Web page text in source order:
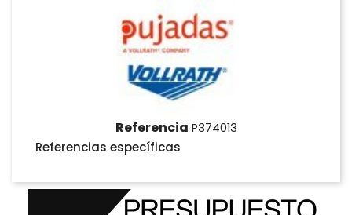
Referencia P374013
Referencias específicas